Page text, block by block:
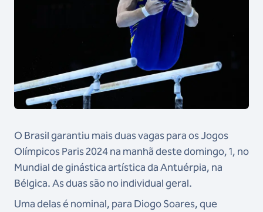
O Brasil garantiu mais duas vagas para os Jogos
Olímpicos Paris 2024 na manhã deste domingo, 1, no
Mundial de ginástica artística da Antuérpia, na
Bélgica. As duas são no individual geral.
Uma delas é nominal, para Diogo Soares, que